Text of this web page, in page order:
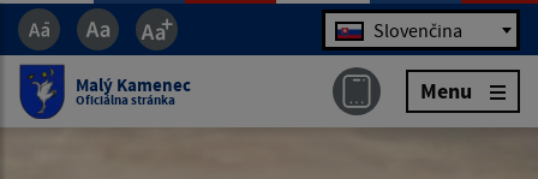
Jazyk Slovenčina
Malý Kamenec
Oficiálna stránka Menu